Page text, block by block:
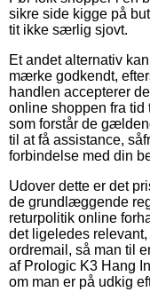
sikre side kigge på
tit ikke særlig sjovt.
Et andet alternativ
mærke godkendt,
handlen accepterer
online shoppen fra
som forstår de
til at få assistance,
forbindelse med din
Udover dette er det
de grundlæggende
returpolitik online
det ligeledes
ordremail, så man til
af Prologic K3 Hang
om man er på udkig